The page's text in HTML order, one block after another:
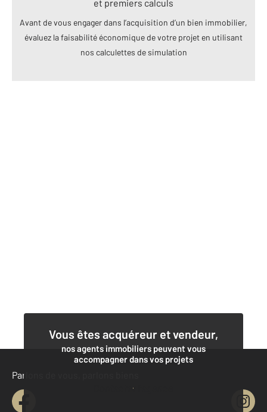
et premiers calculs
Avant de vous engager dans l’acquisition d’un bien immobilier,
évaluez la faisabilité économique de votre projet en utilisant
nos calculettes de simulation
Vous êtes acquéreur et vendeur,
nos agents immobiliers peuvent vous
accompagner dans vos projets
Contacter l'agence
Parlons de vous, parlons biens